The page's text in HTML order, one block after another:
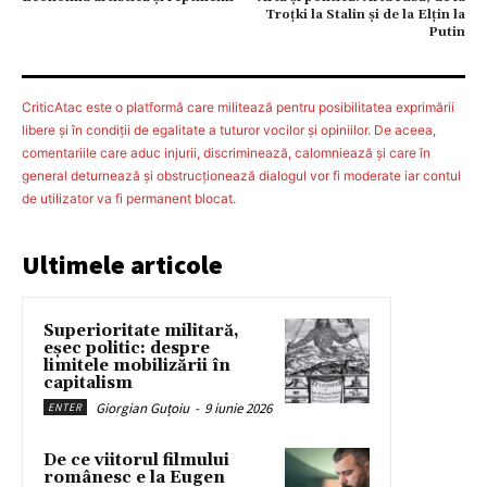
Troțki la Stalin și de la Elțin la
Putin
CriticAtac este o platformă care militează pentru posibilitatea exprimării
libere şi în condiţii de egalitate a tuturor vocilor şi opiniilor. De aceea,
comentariile care aduc injurii, discriminează, calomniează şi care în
general deturnează şi obstrucţionează dialogul vor fi moderate iar contul
de utilizator va fi permanent blocat.
Ultimele articole
Superioritate militară,
eșec politic: despre
limitele mobilizării în
capitalism
ENTER Giorgian Guțoiu - 9 iunie 2026
De ce viitorul filmului
românesc e la Eugen